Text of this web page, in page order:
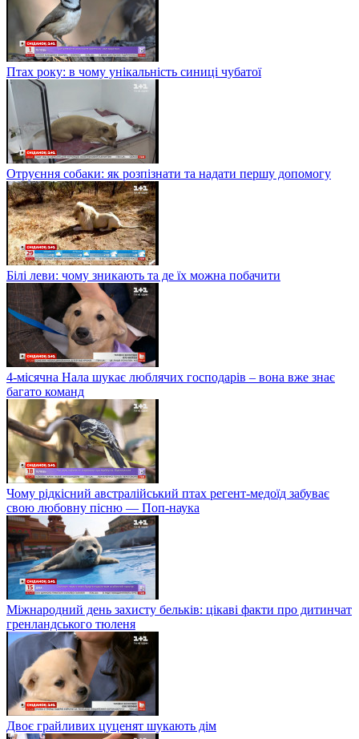
Птах року: в чому унікальність синиці чубатої
Отруєння собаки: як розпізнати та надати першу допомогу
Білі леви: чому зникають та де їх можна побачити
4-місячна Нала шукає люблячих господарів – вона вже знає
багато команд
Чому рідкісний австралійський птах регент-медоїд забуває
свою любовну пісню — Поп-наука
Міжнародний день захисту бельків: цікаві факти про дитинчат
гренландського тюленя
Двоє грайливих цуценят шукають дім